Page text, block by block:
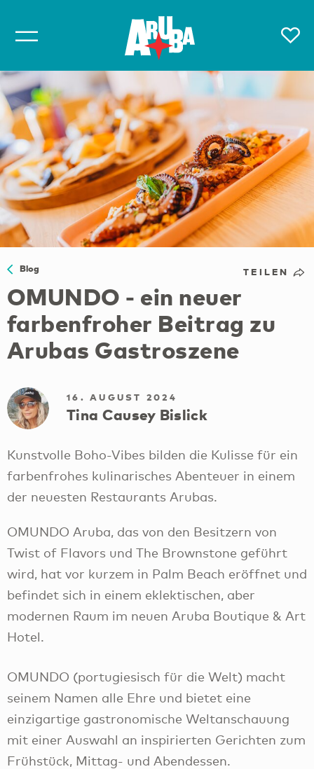
Blog TEILEN
OMUNDO - ein neuer
farbenfroher Beitrag zu
Arubas Gastroszene
16. AUGUST 2024
Tina Causey Bislick
Kunstvolle Boho-Vibes bilden die Kulisse für ein
farbenfrohes kulinarisches Abenteuer in einem
der neuesten Restaurants Arubas.
OMUNDO Aruba, das von den Besitzern von
Twist of Flavors und The Brownstone geführt
wird, hat vor kurzem in Palm Beach eröffnet und
befindet sich in einem eklektischen, aber
modernen Raum im neuen Aruba Boutique & Art
Hotel.
OMUNDO (portugiesisch für die Welt) macht
seinem Namen alle Ehre und bietet eine
einzigartige gastronomische Weltanschauung
mit einer Auswahl an inspirierten Gerichten zum
Frühstück, Mittag- und Abendessen.